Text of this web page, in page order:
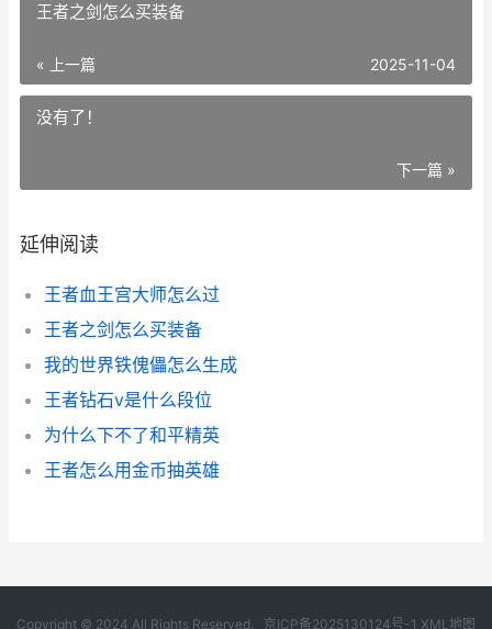
王者之剑怎么买装备
« 上一篇 2025-11-04
没有了！
下一篇 »
延伸阅读
王者血王宫大师怎么过
王者之剑怎么买装备
我的世界铁傀儡怎么生成
王者钻石v是什么段位
为什么下不了和平精英
王者怎么用金币抽英雄
Copyright © 2024 All Rights Reserved. 京ICP备2025130124号-1 XML地图